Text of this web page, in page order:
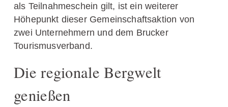
als Teilnahmeschein gilt, ist ein weiterer
Höhepunkt dieser Gemeinschaftsaktion von
zwei Unternehmern und dem Brucker
Tourismusverband.
Die regionale Bergwelt
genießen